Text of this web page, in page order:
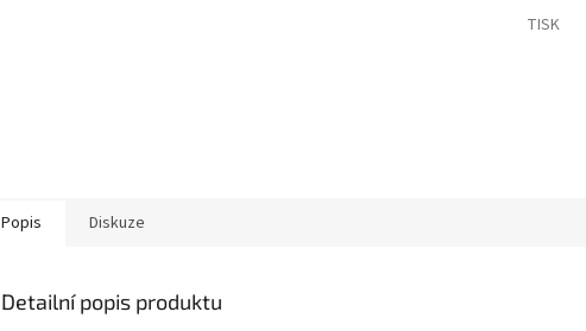
TISK
Popis Diskuze
Detailní popis produktu